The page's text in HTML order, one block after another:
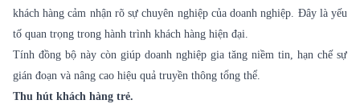
khách hàng cảm nhận rõ sự chuyên nghiệp của doanh nghiệp. Đây là yếu
tố quan trọng trong hành trình khách hàng hiện đại.
Tính đồng bộ này còn giúp doanh nghiệp gia tăng niềm tin, hạn chế sự
gián đoạn và nâng cao hiệu quả truyền thông tổng thể.
Thu hút khách hàng trẻ.